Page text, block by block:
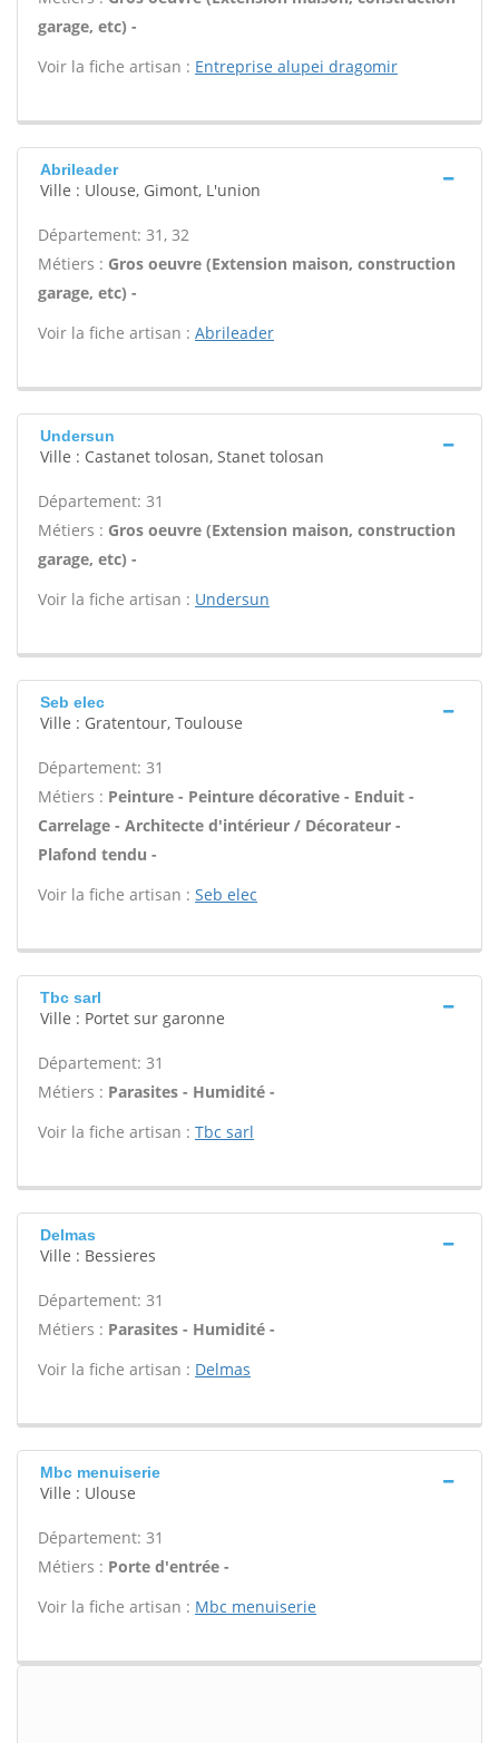
garage, etc) -
Voir la fiche artisan : Entreprise alupei dragomir
Abrileader
Ville : Ulouse, Gimont, L'union
Département: 31, 32
Métiers : Gros oeuvre (Extension maison, construction
garage, etc) -
Voir la fiche artisan : Abrileader
Undersun
Ville : Castanet tolosan, Stanet tolosan
Département: 31
Métiers : Gros oeuvre (Extension maison, construction
garage, etc) -
Voir la fiche artisan : Undersun
Seb elec
Ville : Gratentour, Toulouse
Département: 31
Métiers : Peinture - Peinture décorative - Enduit -
Carrelage - Architecte d'intérieur / Décorateur -
Plafond tendu -
Voir la fiche artisan : Seb elec
Tbc sarl
Ville : Portet sur garonne
Département: 31
Métiers : Parasites - Humidité -
Voir la fiche artisan : Tbc sarl
Delmas
Ville : Bessieres
Département: 31
Métiers : Parasites - Humidité -
Voir la fiche artisan : Delmas
Mbc menuiserie
Ville : Ulouse
Département: 31
Métiers : Porte d'entrée -
Voir la fiche artisan : Mbc menuiserie